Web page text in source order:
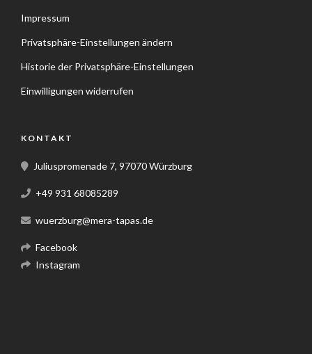
Impressum
Privatsphäre-Einstellungen ändern
Historie der Privatsphäre-Einstellungen
Einwilligungen widerrufen
KONTAKT
Juliuspromenade 7, 97070 Würzburg
+49 931 68085289
wuerzburg@mera-tapas.de
Facebook
Instagram